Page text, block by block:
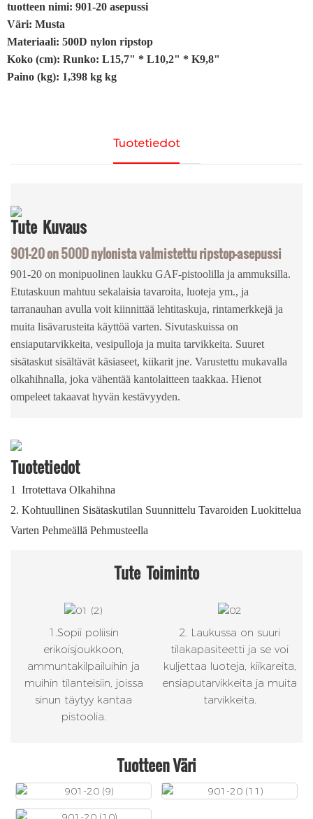
tuotteen nimi: 901-20 asepussi
Väri: Musta
Materiaali: 500D nylon ripstop
Koko (cm): Runko: L15,7" * L10,2" * K9,8"
Paino (kg): 1,398 kg kg
Tuotetiedot
Tute Kuvaus
901-20 on 500D nylonista valmistettu ripstop-asepussi
901-20 on monipuolinen laukku GAF-pistoolilla ja ammuksilla.
Etutaskuun mahtuu sekalaisia ​​tavaroita, luoteja ym., ja
tarranauhan avulla voit kiinnittää lehtitaskuja, rintamerkkejä ja
muita lisävarusteita käyttöä varten. Sivutaskuissa on
ensiaputarvikkeita, vesipulloja ja muita tarvikkeita. Suuret
sisätaskut sisältävät käsiaseet, kiikarit jne. Varustettu mukavalla
olkahihnalla, joka vähentää kantolaitteen taakkaa. Hienot
ompeleet takaavat hyvän kestävyyden.
Tuotetiedot
1
Irrotettava Olkahihna
2. Kohtuullinen Sisätaskutilan Suunnittelu Tavaroiden Luokittelua
Varten Pehmeällä Pehmusteella
Tute Toiminto
1.Sopii poliisin
erikoisjoukkoon,
ammuntakilpailuihin ja
muihin tilanteisiin, joissa
sinun täytyy kantaa
pistoolia.
2. Laukussa on suuri
tilakapasiteetti ja se voi
kuljettaa luoteja, kiikareita,
ensiaputarvikkeita ja muita
tarvikkeita.
Tuotteen Väri